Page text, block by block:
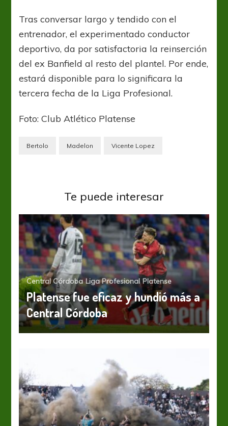
Tras conversar largo y tendido con el
entrenador, el experimentado conductor
deportivo, da por satisfactoria la reinserción
del ex Banfield al resto del plantel. Por ende,
estará disponible para lo significara la
tercera fecha de la Liga Profesional.
Foto: Club Atlético Platense
Bertolo Madelon Vicente Lopez
Te puede interesar
Central Córdoba Liga Profesional Platense
Platense fue eficaz y hundió más a
Central Córdoba